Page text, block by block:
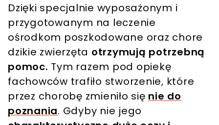
Dzięki specjalnie wyposażonym i
przygotowanym na leczenie
ośrodkom poszkodowane oraz chore
dzikie zwierzęta otrzymują potrzebną
pomoc. Tym razem pod opiekę
fachowców trafiło stworzenie, które
przez chorobę zmieniło się nie do
poznania. Gdyby nie jego